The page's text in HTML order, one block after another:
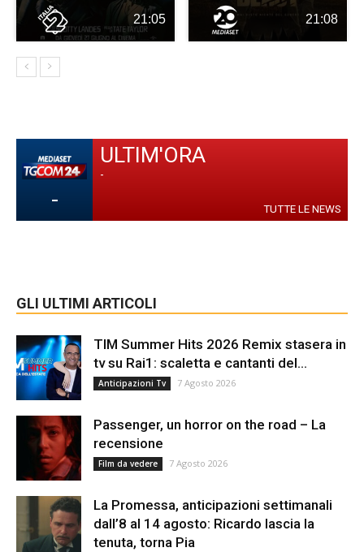
21:05 21:08
-
ULTIM'ORA
-
TUTTE LE NEWS
GLI ULTIMI ARTICOLI
TIM Summer Hits 2026 Remix stasera in
tv su Rai1: scaletta e cantanti del...
Anticipazioni Tv 7 Agosto 2026
Passenger, un horror on the road – La
recensione
Film da vedere 7 Agosto 2026
La Promessa, anticipazioni settimanali
dall’8 al 14 agosto: Ricardo lascia la
tenuta, torna Pia